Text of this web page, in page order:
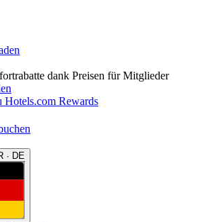
dank Preisen für Mitglieder
Hotels.com Rewards
· DE